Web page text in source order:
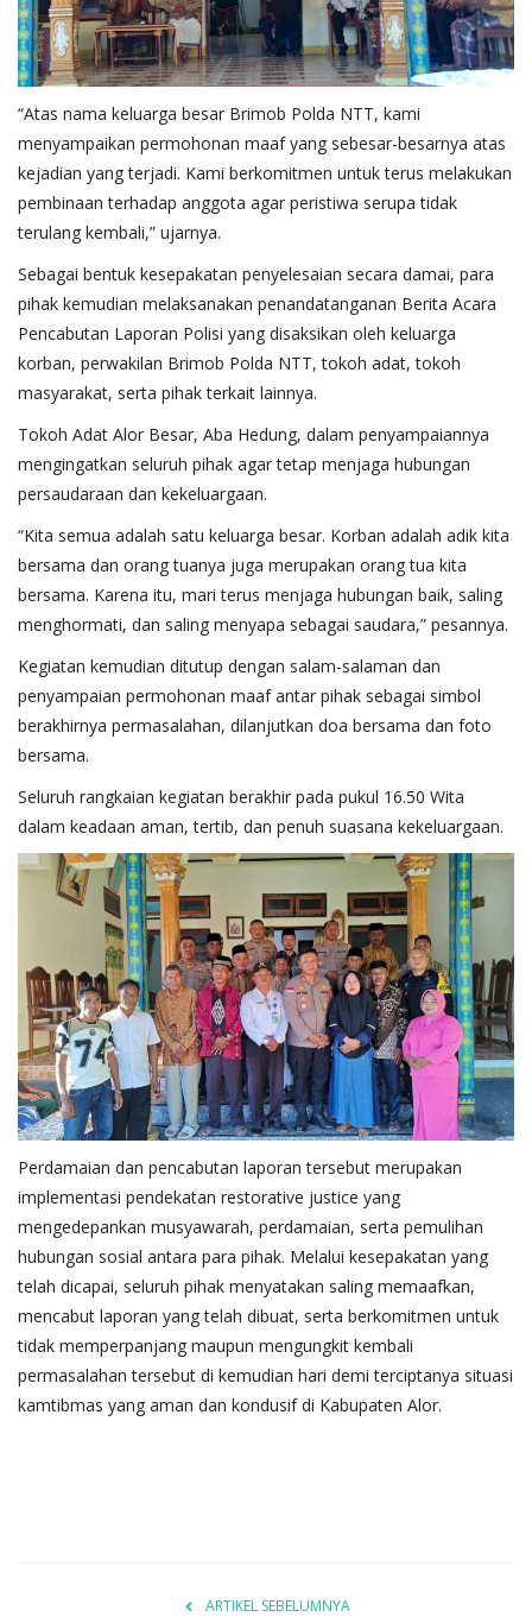
“Atas nama keluarga besar Brimob Polda NTT, kami
menyampaikan permohonan maaf yang sebesar-besarnya atas
kejadian yang terjadi. Kami berkomitmen untuk terus melakukan
pembinaan terhadap anggota agar peristiwa serupa tidak
terulang kembali,” ujarnya.
Sebagai bentuk kesepakatan penyelesaian secara damai, para
pihak kemudian melaksanakan penandatanganan Berita Acara
Pencabutan Laporan Polisi yang disaksikan oleh keluarga
korban, perwakilan Brimob Polda NTT, tokoh adat, tokoh
masyarakat, serta pihak terkait lainnya.
Tokoh Adat Alor Besar, Aba Hedung, dalam penyampaiannya
mengingatkan seluruh pihak agar tetap menjaga hubungan
persaudaraan dan kekeluargaan.
“Kita semua adalah satu keluarga besar. Korban adalah adik kita
bersama dan orang tuanya juga merupakan orang tua kita
bersama. Karena itu, mari terus menjaga hubungan baik, saling
menghormati, dan saling menyapa sebagai saudara,” pesannya.
Kegiatan kemudian ditutup dengan salam-salaman dan
penyampaian permohonan maaf antar pihak sebagai simbol
berakhirnya permasalahan, dilanjutkan doa bersama dan foto
bersama.
Seluruh rangkaian kegiatan berakhir pada pukul 16.50 Wita
dalam keadaan aman, tertib, dan penuh suasana kekeluargaan.
Perdamaian dan pencabutan laporan tersebut merupakan
implementasi pendekatan restorative justice yang
mengedepankan musyawarah, perdamaian, serta pemulihan
hubungan sosial antara para pihak. Melalui kesepakatan yang
telah dicapai, seluruh pihak menyatakan saling memaafkan,
mencabut laporan yang telah dibuat, serta berkomitmen untuk
tidak memperpanjang maupun mengungkit kembali
permasalahan tersebut di kemudian hari demi terciptanya situasi
kamtibmas yang aman dan kondusif di Kabupaten Alor.
ARTIKEL SEBELUMNYA